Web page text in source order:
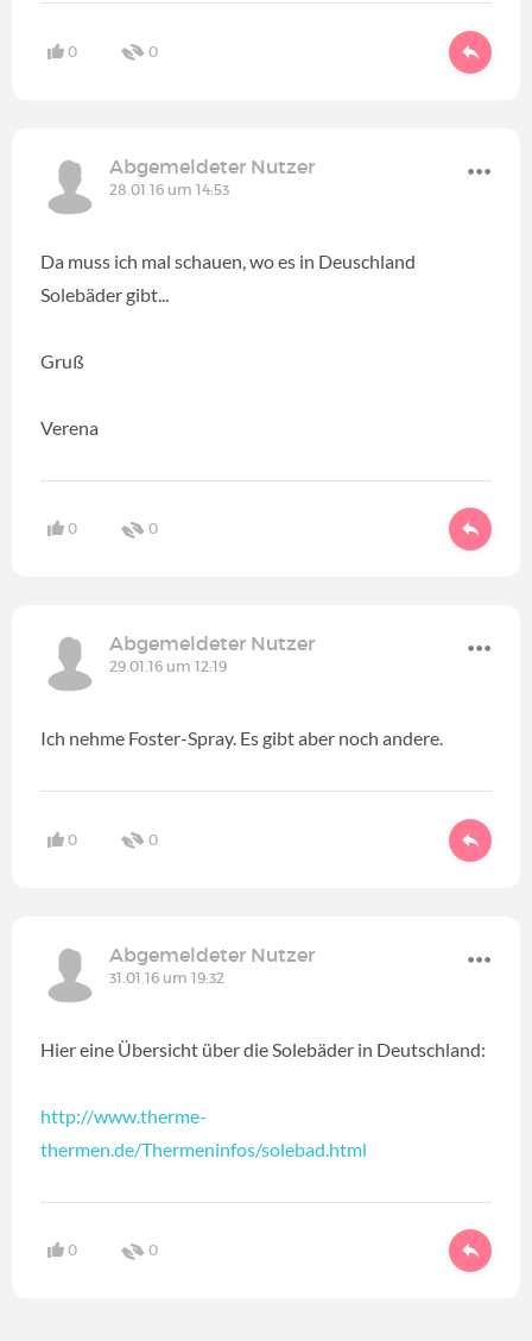
0 0
Abgemeldeter Nutzer
28.01.16 um 14:53
Da muss ich mal schauen, wo es in Deuschland
Solebäder gibt...
Gruß
Verena
0 0
Abgemeldeter Nutzer
29.01.16 um 12:19
Ich nehme Foster-Spray. Es gibt aber noch andere.
0 0
Abgemeldeter Nutzer
31.01.16 um 19:32
Hier eine Übersicht über die Solebäder in Deutschland:
http://www.therme-
thermen.de/Thermeninfos/solebad.html
0 0